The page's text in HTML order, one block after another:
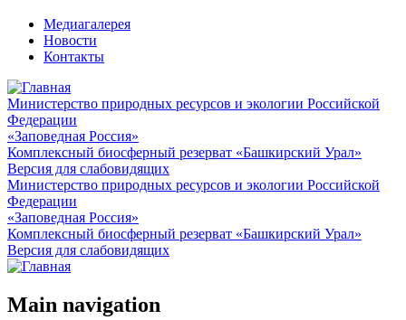
Медиагалерея
Новости
Контакты
Министерство природных ресурсов и экологии Российской
Федерации
«Заповедная Россия»
Комплексный биосферный резерват «Башкирский Урал»
Версия для слабовидящих
Министерство природных ресурсов и экологии Российской
Федерации
«Заповедная Россия»
Комплексный биосферный резерват «Башкирский Урал»
Версия для слабовидящих
Main navigation